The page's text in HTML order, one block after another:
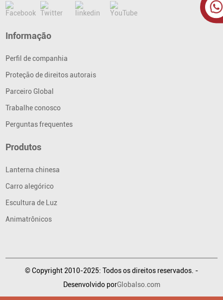
Informação
Perfil de companhia
Proteção de direitos autorais
Parceiro Global
Trabalhe conosco
Perguntas frequentes
Produtos
Lanterna chinesa
Carro alegórico
Escultura de Luz
Animatrônicos
© Copyright 2010-2025: Todos os direitos reservados. -
Desenvolvido porGlobalso.com